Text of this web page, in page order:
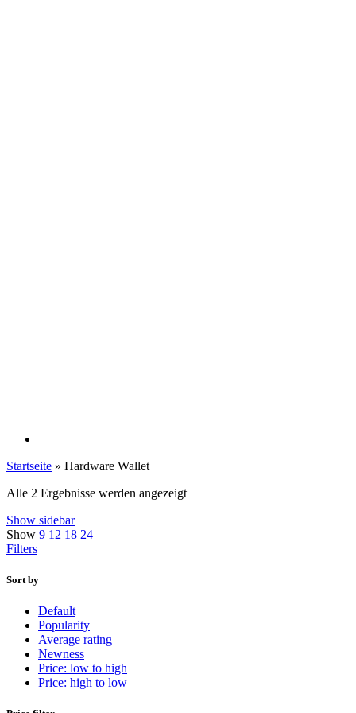
Startseite » Hardware Wallet
Alle 2 Ergebnisse werden angezeigt
Show sidebar
Show 9 12 18 24
Filters
Sort by
Default
Popularity
Average rating
Newness
Price: low to high
Price: high to low